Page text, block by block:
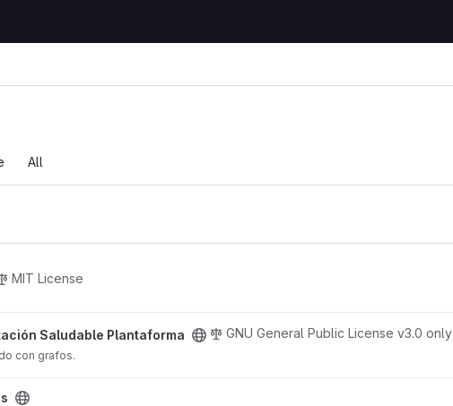
All
MIT License
Saludable Plantaforma GNU General Public License v3.0 only
con grafos.